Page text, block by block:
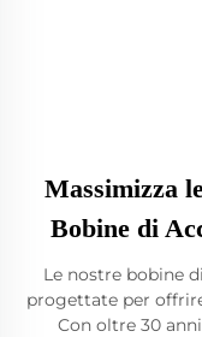
Massimizza
Bobine di
Le nostre bobine
progettate per
Con oltre 30